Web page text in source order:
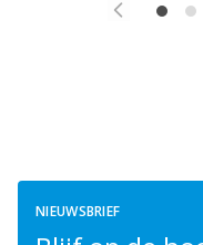
NIEUWSBRIEF